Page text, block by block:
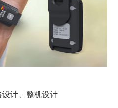
设计、整机设计